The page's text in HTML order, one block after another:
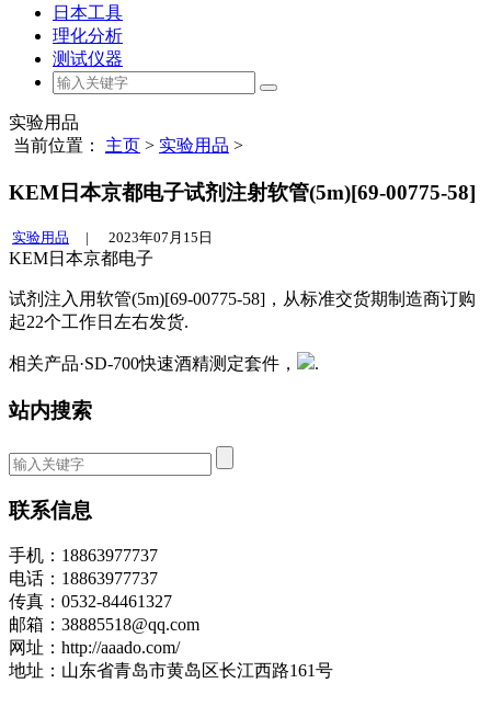
日本工具
理化分析
测试仪器
实验用品
当前位置： 主页 > 实验用品 >
KEM日本京都电子试剂注射软管(5m)[69-00775-58]
实验用品 | 2023年07月15日
KEM日本京都电子
试剂注入用软管(5m)[69-00775-58]，从标准交货期制造商订购
起22个工作日左右发货.
相关产品·SD-700快速酒精测定套件， .
站内搜索
联系信息
手机：18863977737
电话：18863977737
传真：0532-84461327
邮箱：38885518@qq.com
网址：http://aaado.com/
地址：山东省青岛市黄岛区长江西路161号